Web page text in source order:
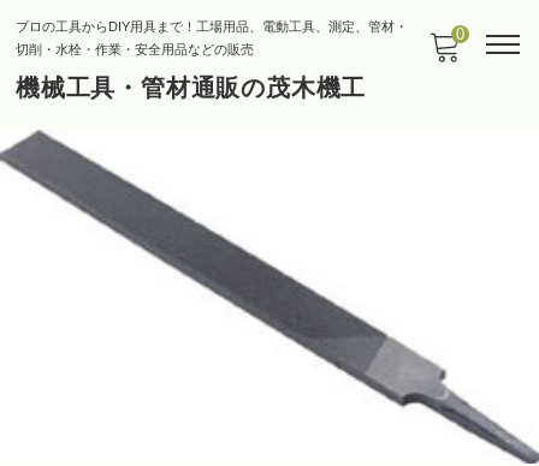
プロの工具からDIY用具まで！工場用品、電動工具、測定、管材・
切削・水栓・作業・安全用品などの販売
機械工具・管材通販の茂木機工
0